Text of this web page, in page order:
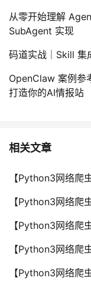
从零开始理解
SubAgent 实现
码道实战｜Skill 集
OpenClaw 案例参
打造你的AI情报站
相关文章
【Python3网络爬
【Python3网络爬
【Python3网络爬
【Python3网络爬
【Python3网络爬